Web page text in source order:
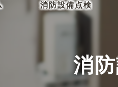
消防設備点検
消